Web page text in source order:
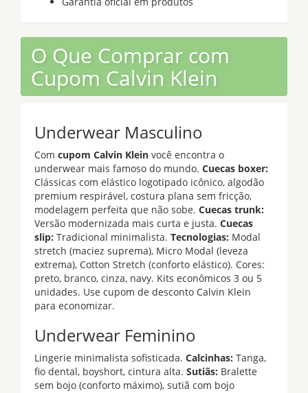
O Que Comprar com
Cupom Calvin Klein
Underwear Masculino
Com cupom Calvin Klein você encontra o
underwear mais famoso do mundo. Cuecas boxer:
Clássicas com elástico logotipado icônico, algodão
premium respirável, costura plana sem fricção,
modelagem perfeita que não sobe. Cuecas trunk:
Versão modernizada mais curta e justa. Cuecas
slip: Tradicional minimalista. Tecnologias: Modal
stretch (maciez suprema), Micro Modal (leveza
extrema), Cotton Stretch (conforto elástico). Cores:
preto, branco, cinza, navy. Kits econômicos 3 ou 5
unidades. Use cupom de desconto Calvin Klein
para economizar.
Underwear Feminino
Lingerie minimalista sofisticada. Calcinhas: Tanga,
fio dental, boyshort, cintura alta. Sutiãs: Bralette
sem bojo (conforto máximo), sutiã com bojo